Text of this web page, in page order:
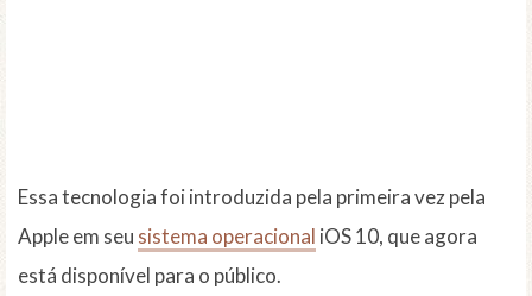
Essa tecnologia foi introduzida pela primeira vez pela
Apple em seu sistema operacional iOS 10, que agora
está disponível para o público.